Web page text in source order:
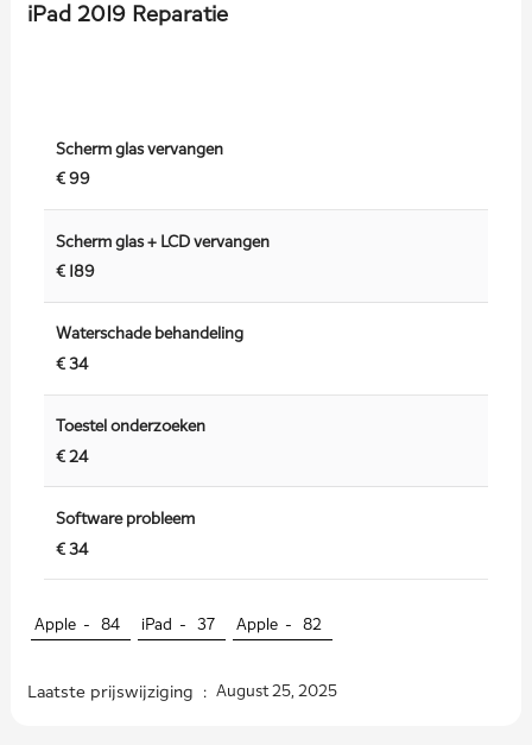
iPad 2019 Reparatie
Scherm glas vervangen
€ 99
Scherm glas + LCD vervangen
€ 189
Waterschade behandeling
€ 34
Toestel onderzoeken
€ 24
Software probleem
€ 34
Apple - 84 iPad - 37 Apple - 82
Laatste prijswijziging : August 25, 2025